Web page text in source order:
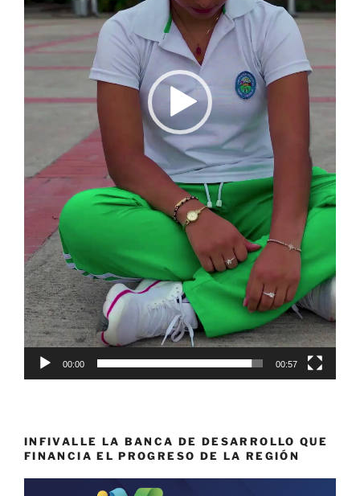
00:00 00:57
INFIVALLE LA BANCA DE DESARROLLO QUE
FINANCIA EL PROGRESO DE LA REGIÓN